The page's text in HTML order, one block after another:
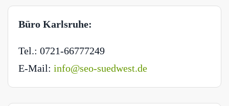
Büro Karlsruhe:
Tel.: 0721-66777249
E-Mail: info@seo-suedwest.de